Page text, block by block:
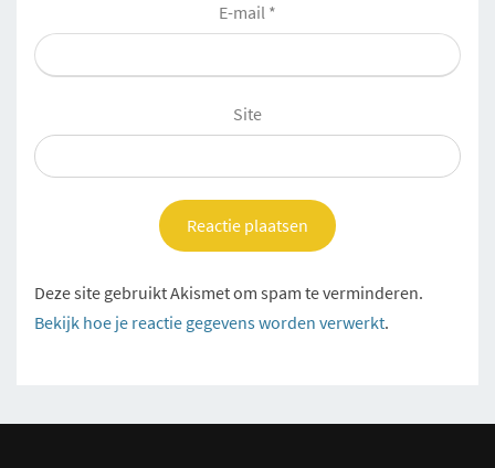
E-mail *
Site
Deze site gebruikt Akismet om spam te verminderen.
Bekijk hoe je reactie gegevens worden verwerkt.